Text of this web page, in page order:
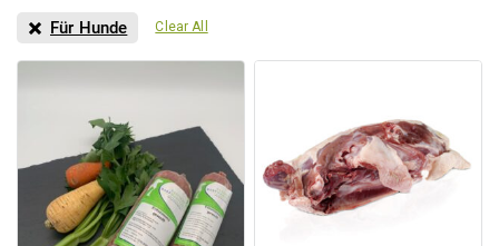
Für Hunde Clear All